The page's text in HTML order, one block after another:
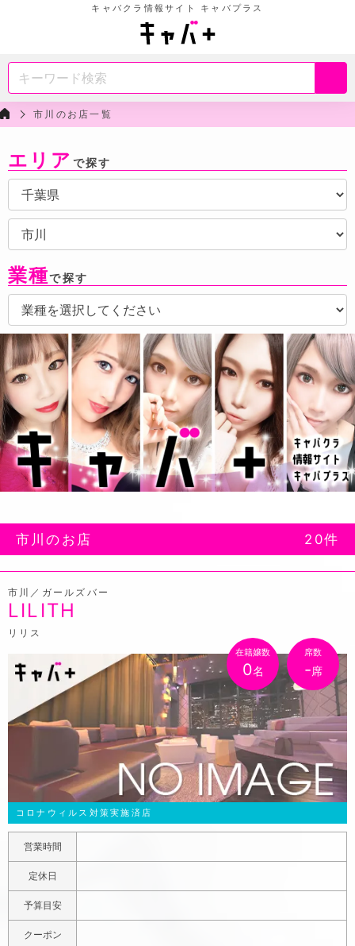
キャバクラ情報サイト キャバプラス
市川のお店一覧
市川のお店 20件
市川／ガールズバー
LILITH
リリス
在籍嬢数
0名
席数
-席
コロナウィルス対策実施済店
営業時間
定休日
予算目安
クーポン
エリア で探す
業種で探す